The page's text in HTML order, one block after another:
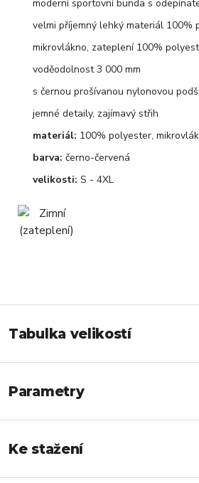
moderní sportovní bunda s
velmi příjemný lehký materiál 100%
mikrovlákno, zateplení 100%
voděodolnost 3 000 mm
s černou prošívanou nylonovou
jemné detaily, zajímavý střih
materiál: 100% polyester,
barva: černo-červená
velikosti: S - 4XL
Tabulka velikostí
Parametry
Ke stažení